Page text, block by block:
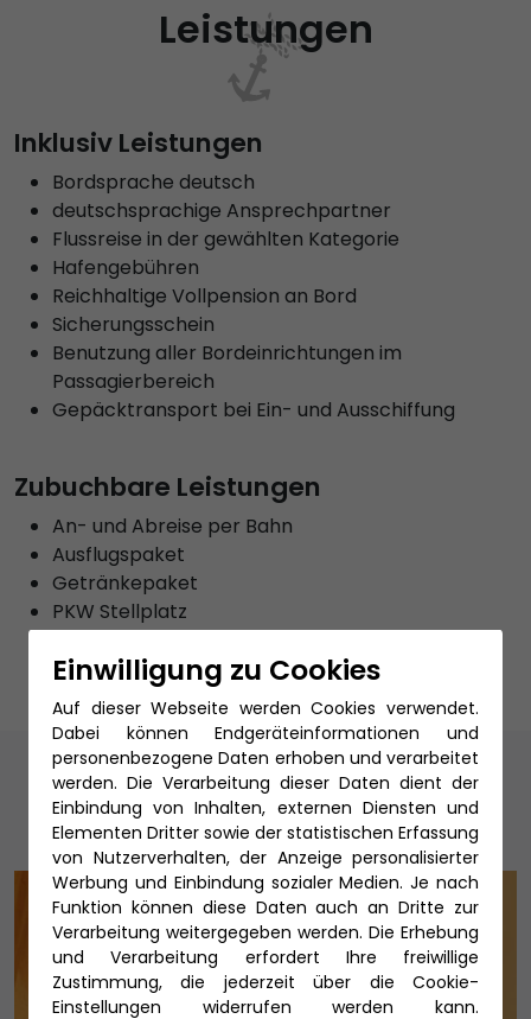
Leistungen
Inklusiv Leistungen
Bordsprache deutsch
deutschsprachige Ansprechpartner
Flussreise in der gewählten Kategorie
Hafengebühren
Reichhaltige Vollpension an Bord
Sicherungsschein
Benutzung aller Bordeinrichtungen im
Passagierbereich
Gepäcktransport bei Ein- und Ausschiffung
Zubuchbare Leistungen
An- und Abreise per Bahn
Ausflugspaket
Getränkepaket
PKW Stellplatz
Unsere Reiseexperten
Einwilligung zu Cookies
Auf dieser Webseite werden Cookies verwendet.
Dabei können Endgeräteinformationen und
personenbezogene Daten erhoben und verarbeitet
werden. Die Verarbeitung dieser Daten dient der
Einbindung von Inhalten, externen Diensten und
Elementen Dritter sowie der statistischen Erfassung
von Nutzerverhalten, der Anzeige personalisierter
Werbung und Einbindung sozialer Medien. Je nach
Funktion können diese Daten auch an Dritte zur
Verarbeitung weitergegeben werden. Die Erhebung
und Verarbeitung erfordert Ihre freiwillige
Zustimmung, die jederzeit über die Cookie-
Einstellungen widerrufen werden kann.